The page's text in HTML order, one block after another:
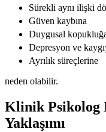
Sürekli aynı ilişki
Güven kaybına
Duygusal
Depresyon ve
Ayrılık süreçlerine
neden olabilir.
Klinik Psikolog
Yaklaşımı